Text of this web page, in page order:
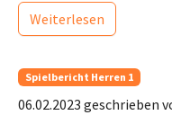
Weiterlesen
Spielbericht Herren 1
06.02.2023 geschrieben